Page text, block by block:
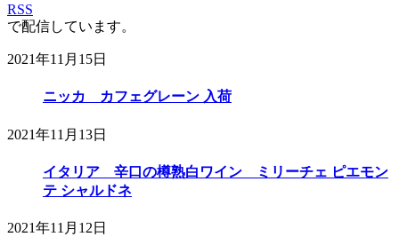
RSS
で配信しています。
2021年11月15日
ニッカ カフェグレーン 入荷
2021年11月13日
イタリア 辛口の樽熟白ワイン ミリーチェ ピエモン
テ シャルドネ
2021年11月12日